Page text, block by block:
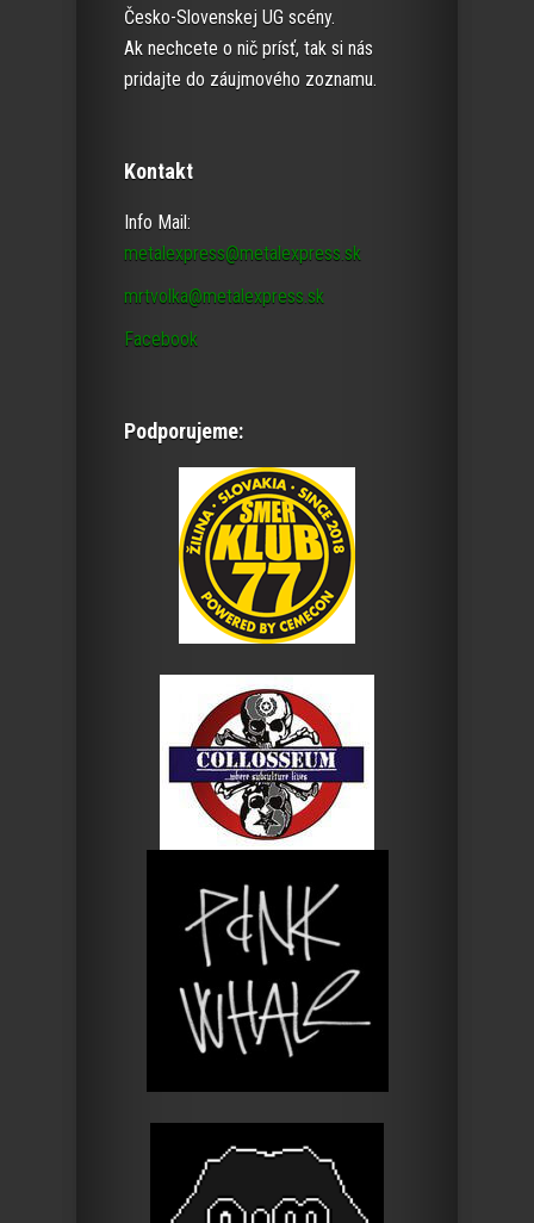
Česko-Slovenskej UG scény.
Ak nechcete o nič prísť, tak si nás
pridajte do záujmového zoznamu.
Kontakt
Info Mail:
metalexpress@metalexpress.sk
mrtvolka@metalexpress.sk
Facebook
Podporujeme: